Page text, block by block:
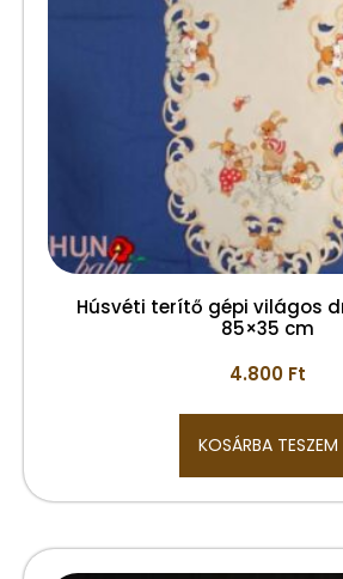
Húsvéti terítő gépi világos
85×35 cm
4.800 Ft
KOSÁRBA TESZEM